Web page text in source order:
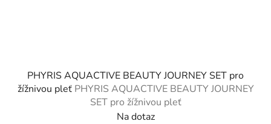
PHYRIS AQUACTIVE BEAUTY JOURNEY SET pro
žížnivou pleť PHYRIS AQUACTIVE BEAUTY JOURNEY
SET pro žížnivou pleť
Na dotaz